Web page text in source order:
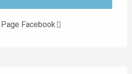
Page Facebook